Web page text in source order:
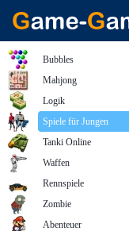
Bubbles
Mahjong
Logik
Spiele für Jungen
Tanki Online
Waffen
Rennspiele
Zombie
Abenteuer